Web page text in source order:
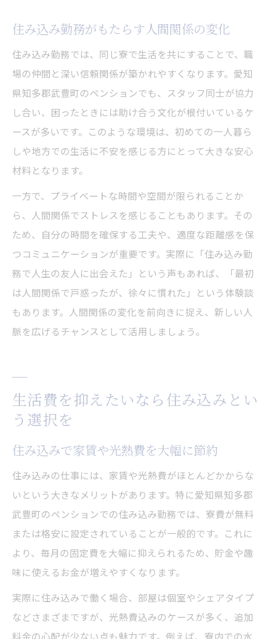
住み込み勤務がもたらす人間関係の変化
住み込み勤務では、同じ寮で生活を共にすることで、職
場の仲間と深い信頼関係が築かれやすくなります。愛知
県知多郡武豊町のペンションでも、スタッフ同士が協力
し合い、困ったときには助け合う文化が根付いているケ
ースが多いです。このような環境は、初めての一人暮ら
しや地方での生活に不安を感じる方にとって大きな安心
材料となります。
一方で、プライベートな時間や空間が限られることか
ら、人間関係でストレスを感じることもあります。その
ため、自分の時間を確保する工夫や、適度な距離感を保
つコミュニケーションが重要です。実際に「住み込み勤
務で人生の友人に出会えた」という声もあれば、「最初
は人間関係で戸惑ったが、徐々に慣れた」という体験談
もあります。人間関係の変化を前向きに捉え、新しい人
脈を広げるチャンスとして活用しましょう。
生活費を抑えたいなら住み込みとい
う選択を
住み込みで家賃や光熱費を大幅に節約
住み込みの仕事には、家賃や光熱費がほとんどかからな
いという大きなメリットがあります。特に愛知県知多郡
武豊町のペンションでの住み込み勤務では、寮費が無料
または格安に設定されていることが一般的です。これに
より、毎月の固定費を大幅に抑えられるため、貯金や趣
味に使えるお金が増えやすくなります。
実際に住み込みで働く場合、部屋は個室やシェアタイプ
などさまざまですが、光熱費込みのケースが多く、追加
料金の心配が少ない点も魅力です。例えば、寮内での水